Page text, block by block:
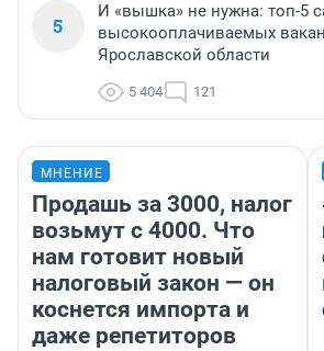
5
И «вышка» не нужна: топ-5
высокооплачиваемых
Ярославской области
5 404 121
МНЕНИЕ
Продашь за 3000, налог
возьмут с 4000. Что
нам готовит новый
налоговый закон — он
коснется импорта и
даже репетиторов